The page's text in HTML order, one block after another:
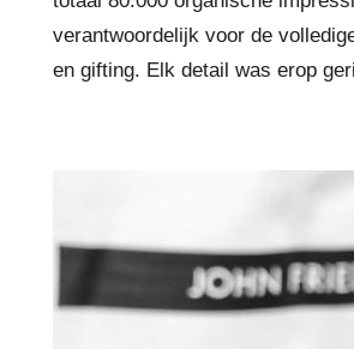
verantwoordelijk voor de
en gifting. Elk detail was erop